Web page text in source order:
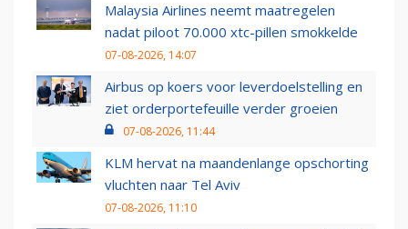
Malaysia Airlines neemt maatregelen
nadat piloot 70.000 xtc-pillen smokkelde
07-08-2026, 14:07
Airbus op koers voor leverdoelstelling en
ziet orderportefeuille verder groeien
07-08-2026, 11:44
KLM hervat na maandenlange opschorting
vluchten naar Tel Aviv
07-08-2026, 11:10